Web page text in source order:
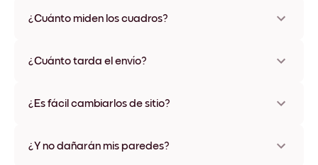
¿Cuánto miden los cuadros?
varios materiales y colores de marco, incluidas opciones sin
¿Cuánto tarda el envío?
disponibles en algunos países. Te enviaremos un número de
¿Es fácil cambiarlos de sitio?
ningún daño
¿Y no dañarán mis paredes?